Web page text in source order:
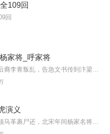
109回
回
家将_呼家将
演义